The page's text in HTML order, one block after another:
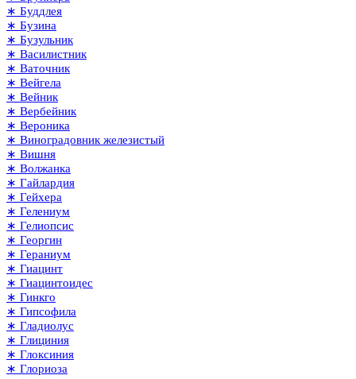
∗ Буддлея
∗ Бузина
∗ Бузульник
∗ Василистник
∗ Ваточник
∗ Вейгела
∗ Вейник
∗ Вербейник
∗ Вероника
∗ Виноградовник железистый
∗ Вишня
∗ Волжанка
∗ Гайлардия
∗ Гейхера
∗ Гелениум
∗ Гелиопсис
∗ Георгин
∗ Гераниум
∗ Гиацинт
∗ Гиацинтоидес
∗ Гинкго
∗ Гипсофила
∗ Гладиолус
∗ Глициния
∗ Глоксиния
∗ Глориоза